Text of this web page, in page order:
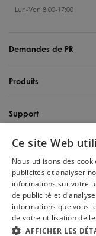
Lun-Ven 8:00-17:00
Demandes de PR
Produits
Support
Qui sommes-nous
France / Français
Copyright 2025 Tineco
réservés.
Ce site Web
Nous utilisons des
publicités et analyser
informations sur votre
de publicité et
informations que vous
de votre utilisation de
AFFICHER LES